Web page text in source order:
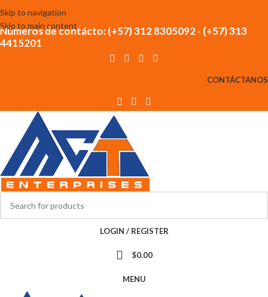
Skip to navigation
Skip to main content
Números de contácto: (+57) 312 8305092 - (+57) 313
4415201
CONTÁCTANOS
LOGIN / REGISTER
$0.00
MENU